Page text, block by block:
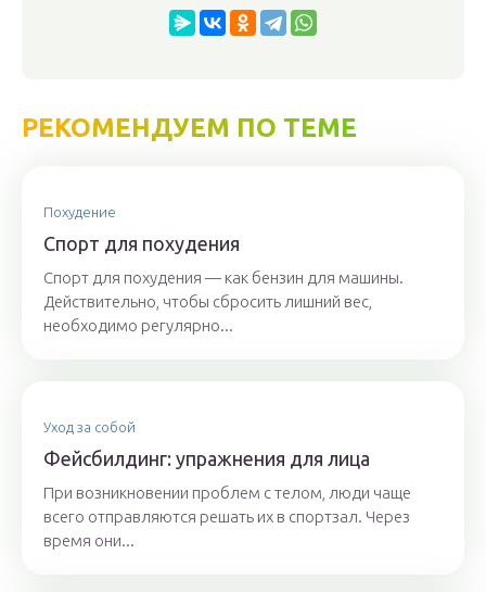
РЕКОМЕНДУЕМ ПО ТЕМЕ
Похудение
Cпорт для похудения
Спорт для похудения — как бензин для машины.
Действительно, чтобы сбросить лишний вес,
необходимо регулярно...
Уход за собой
Фейсбилдинг: упражнения для лица
При возникновении проблем с телом, люди чаще
всего отправляются решать их в спортзал. Через
время они...